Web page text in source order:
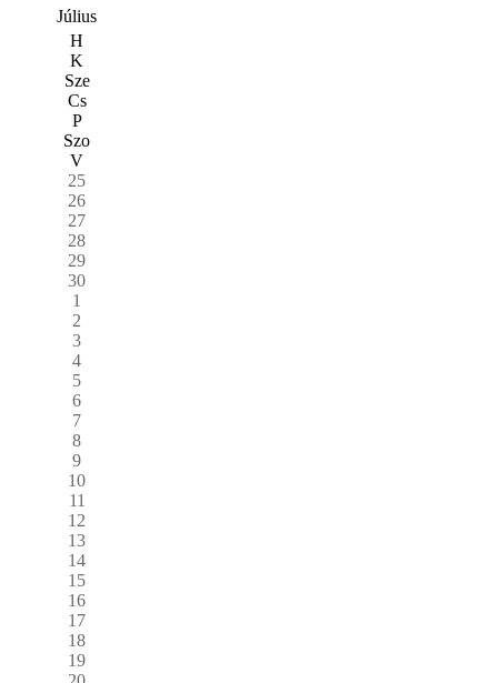
Július
H
K
Sze
Cs
P
Szo
V
25
26
27
28
29
30
1
2
3
4
5
6
7
8
9
10
11
12
13
14
15
16
17
18
19